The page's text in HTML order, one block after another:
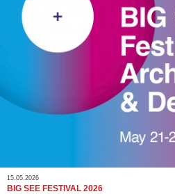
15.05.2026
BIG SEE FESTIVAL 2026